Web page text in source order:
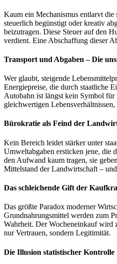
Kaum ein Mechanismus entlarvt
steuerlich begünstigt oder kreativ
beizutragen. Diese Steuer auf den
verdient. Eine Abschaffung dieser
Transport und Abgaben – Die
Wer glaubt, steigende
Energiepreise, die durch staatliche
Autobahn ist längst kein Symbol für
gleichwertigen
Bürokratie als Feind der
Kein Bereich leidet stärker unter
Umweltabgaben ersticken jene, die
den Aufwand kaum tragen, sie
Mittelstand der Landwirtschaft –
Das schleichende Gift der
Das größte Paradox moderner
Grundnahrungsmittel werden zum
Wahrheit. Der Wocheneinkauf wird
nur Vertrauen, sondern Legitimität.
Die Illusion statistischer Kontrolle